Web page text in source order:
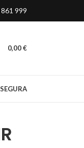
999
0,00€